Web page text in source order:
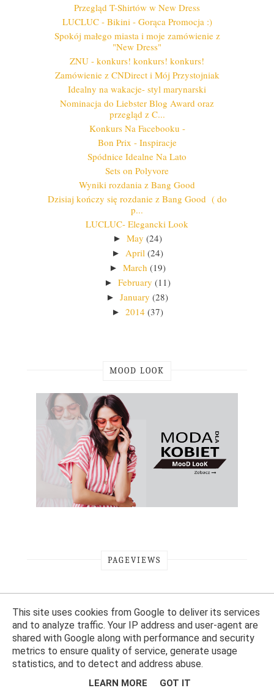
Przegląd T-Shirtów w New Dress
LUCLUC - Bikini - Gorąca Promocja :)
Spokój małego miasta i moje zamówienie z
"New Dress"
ZNU - konkurs! konkurs! konkurs!
Zamówienie z CNDirect i Mój Przystojniak
Idealny na wakacje- styl marynarski
Nominacja do Liebster Blog Award oraz
przegląd z C...
Konkurs Na Facebooku -
Bon Prix - Inspiracje
Spódnice Idealne Na Lato
Sets on Polyvore
Wyniki rozdania z Bang Good
Dzisiaj kończy się rozdanie z Bang Good ( do
p...
LUCLUC- Elegancki Look
► May (24)
► April (24)
► March (19)
► February (11)
► January (28)
► 2014 (37)
MOOD LOOK
PAGEVIEWS
This site uses cookies from Google to deliver its services
and to analyze traffic. Your IP address and user-agent are
shared with Google along with performance and security
metrics to ensure quality of service, generate usage
statistics, and to detect and address abuse.
LEARN MORE GOT IT